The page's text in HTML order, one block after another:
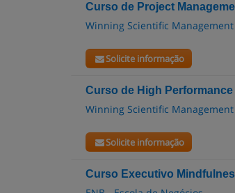
Curso de Project
Winning Scientific Management
Solicite informação
Curso de High Performance
Winning Scientific Management
Solicite informação
Curso Executivo